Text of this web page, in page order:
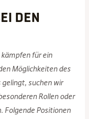
den
kämpfen für ein
Möglichkeiten des
suchen wir
Rollen oder
Folgende Positionen